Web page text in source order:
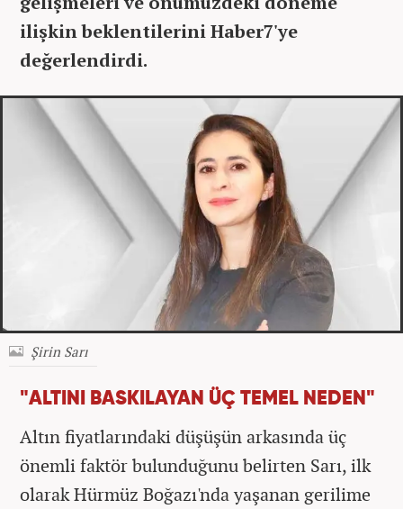
ilişkin beklentilerini Haber7'ye
değerlendirdi.
Şirin Sarı
"ALTINI BASKILAYAN ÜÇ TEMEL NEDEN"
Altın fiyatlarındaki düşüşün arkasında üç
önemli faktör bulunduğunu belirten Sarı, ilk
olarak Hürmüz Boğazı'nda yaşanan gerilime